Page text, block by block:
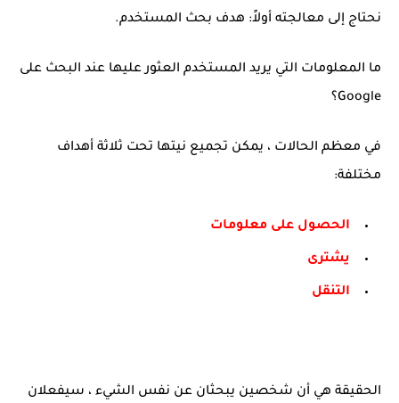
نحتاج إلى معالجته أولاً: هدف بحث المستخدم.
ما المعلومات التي يريد المستخدم العثور عليها عند البحث على
Google؟
في معظم الحالات ، يمكن تجميع نيتها تحت ثلاثة أهداف
مختلفة:
الحصول على معلومات
يشترى
التنقل
الحقيقة هي أن شخصين يبحثان عن نفس الشيء ، سيفعلان